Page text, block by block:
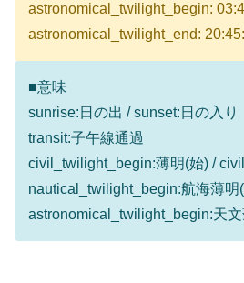
astronomical_twilight_begin:
astronomical_twilight_end:
■意味
sunrise:日の出 / sunset:日の入り
transit:子午線通過
civil_twilight_begin:薄明(始) /
nautical_twilight_begin:航海薄
astronomical_twilight_begin:天